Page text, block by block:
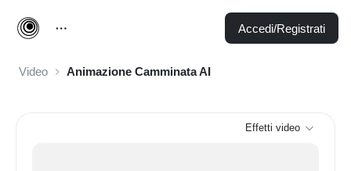
Accedi/Registrati
Video Animazione Camminata AI
Effetti video